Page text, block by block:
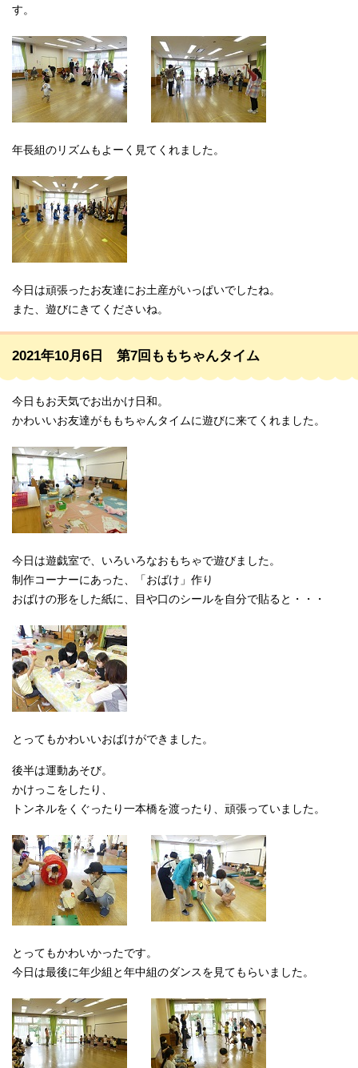
す。
年長組のリズムもよーく見てくれました。
今日は頑張ったお友達にお土産がいっぱいでしたね。
また、遊びにきてくださいね。
2021年10月6日 第7回ももちゃんタイム
今日もお天気でお出かけ日和。
かわいいお友達がももちゃんタイムに遊びに来てくれました。
今日は遊戯室で、いろいろなおもちゃで遊びました。
制作コーナーにあった、「おばけ」作り
おばけの形をした紙に、目や口のシールを自分で貼ると・・・
とってもかわいいおばけができました。
後半は運動あそび。
かけっこをしたり、
トンネルをくぐったり一本橋を渡ったり、頑張っていました。
とってもかわいかったです。
今日は最後に年少組と年中組のダンスを見てもらいました。